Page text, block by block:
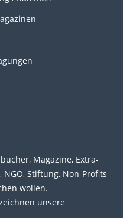
u
b
Magazine, Extra-
Stiftung, Non-Profits
wollen.
unsere